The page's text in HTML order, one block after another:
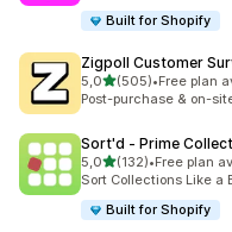
Built for Shopify
Zigpoll Customer
5,0na 5 gwiazdek
(505)
Łączna liczba recenzji:
•Free plan
Post-purchase & on-
Sort'd ‑ Prime
5,0na 5 gwiazdek
(132)
Łączna liczba recenzji:
•Free plan
Sort Collections Like a
Built for Shopify